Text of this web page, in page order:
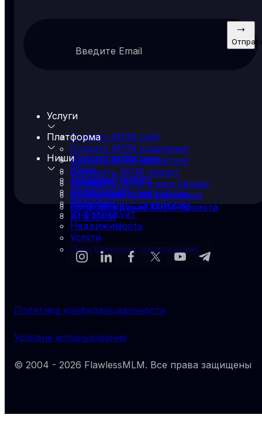
Введите Email
Услуги
Создать МЛМ сайт
Создать МЛМ компанию
Создать МЛМ маркетинг
Обновить МЛМ проект
Добавить МЛМ в ваш бизнес
Консалтинг МЛМ компаний
Сопровождение МЛМ-проекта
Платформа
Криптопроцессинг
fCard
yProcess
Интеграция с магазином
Интеграции с сервисами
AI в МЛМ
Ниши
Товарный бизнес
Инвестиции
Блокчейн
Инфопродукт
Недвижимость
Услуги
Программное обеспечение
© 2004 - 2026 FlawlessMLM. Все права защищены
Условия использования
Политика конфиденциальности